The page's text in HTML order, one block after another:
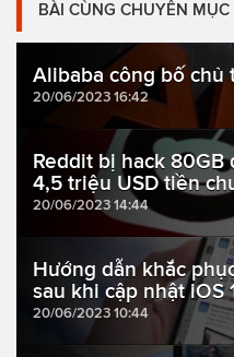
BÀI CÙNG CHUYÊN MỤC
Alibaba công bố chủ
20/06/2023 16:42
Reddit bị hack 80GB
4,5 triệu USD tiền
20/06/2023 14:44
Hướng dẫn khắc
sau khi cập nhật iOS
20/06/2023 10:44